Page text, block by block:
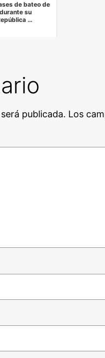
de bateo de
su
…
publicada. Los